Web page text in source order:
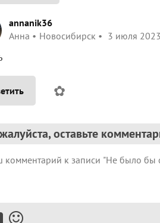
annanik36
Анна
Новосибирск 3 июля
✿
оставьте